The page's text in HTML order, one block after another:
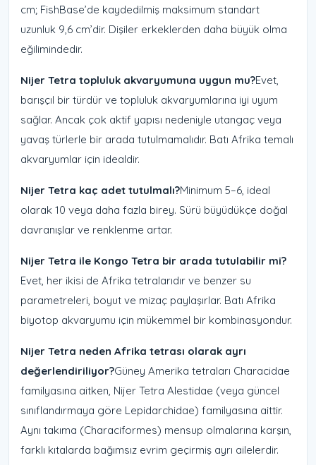
cm; FishBase’de kaydedilmiş maksimum standart
uzunluk 9,6 cm’dir. Dişiler erkeklerden daha büyük olma
eğilimindedir.
Nijer Tetra topluluk akvaryumuna uygun mu?Evet,
barışçıl bir türdür ve topluluk akvaryumlarına iyi uyum
sağlar. Ancak çok aktif yapısı nedeniyle utangaç veya
yavaş türlerle bir arada tutulmamalıdır. Batı Afrika temalı
akvaryumlar için idealdir.
Nijer Tetra kaç adet tutulmalı?Minimum 5–6, ideal
olarak 10 veya daha fazla birey. Sürü büyüdükçe doğal
davranışlar ve renklenme artar.
Nijer Tetra ile Kongo Tetra bir arada tutulabilir mi?
Evet, her ikisi de Afrika tetralarıdır ve benzer su
parametreleri, boyut ve mizaç paylaşırlar. Batı Afrika
biyotop akvaryumu için mükemmel bir kombinasyondur.
Nijer Tetra neden Afrika tetrası olarak ayrı
değerlendiriliyor?Güney Amerika tetraları Characidae
familyasına aitken, Nijer Tetra Alestidae (veya güncel
sınıflandırmaya göre Lepidarchidae) familyasına aittir.
Aynı takıma (Characiformes) mensup olmalarına karşın,
farklı kıtalarda bağımsız evrim geçirmiş ayrı ailelerdir.